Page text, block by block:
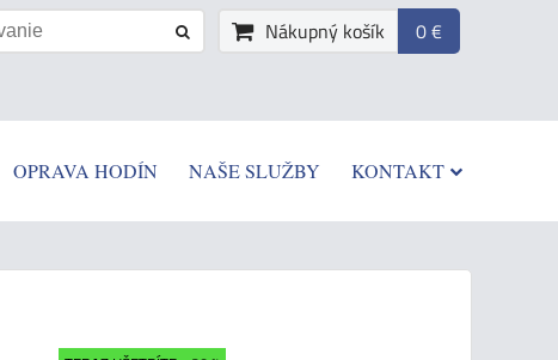
Nákupný košík 0 €
OPRAVA HODÍN NAŠE SLUŽBY KONTAKT